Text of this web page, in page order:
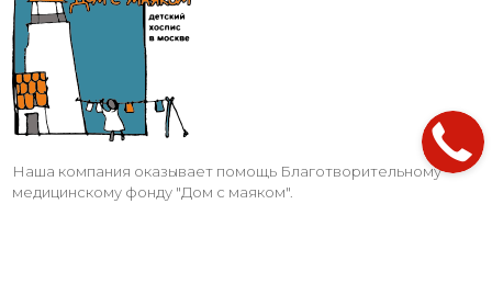
Наша компания оказывает помощь Благотворительному
медицинскому фонду "Дом с маяком".